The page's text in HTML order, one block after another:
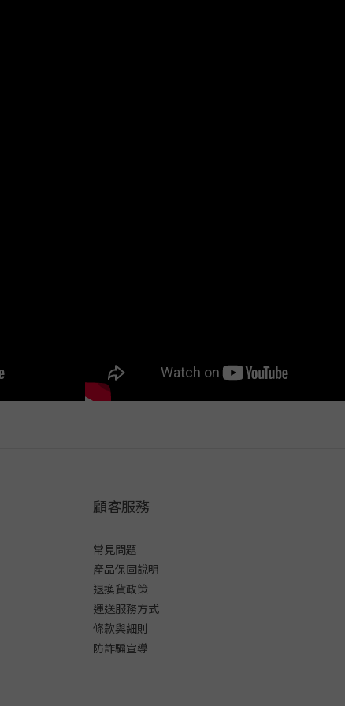
顧客服務
常見問題
產品保固說明
退換貨政策
運送服務方式
條款與細則
防詐騙宣導